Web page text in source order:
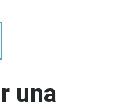
una